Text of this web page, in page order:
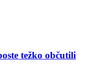
težko občutili